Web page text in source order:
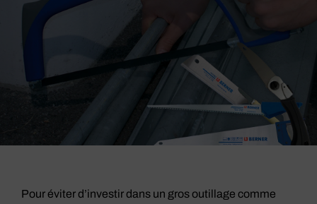
Pour éviter d’investir dans un gros outillage comme